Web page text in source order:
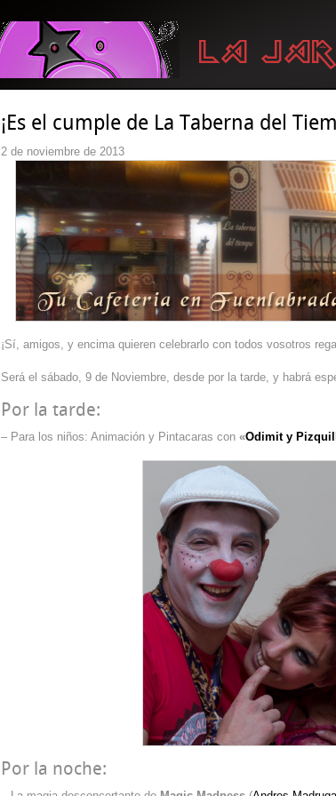
¡Es el cumple de La Taberna del
2 de noviembre de 2013
¡Sí, amigos, y encima quieren celebrarlo con todos vosotros
Será el sábado, 9 de Noviembre, desde por la tarde, y habrá
Por la tarde:
– Para los niños: Animación y Pintacaras con «Odimit y
Por la noche: